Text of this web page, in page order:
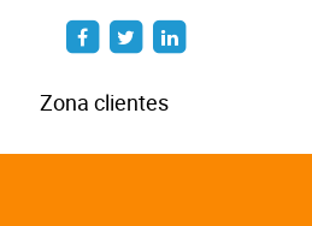
Zona clientes